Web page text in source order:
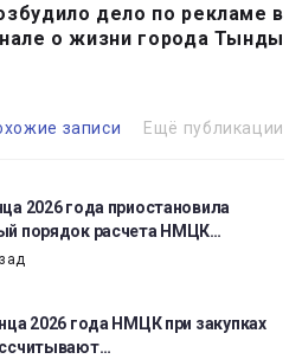
дело по рекламе в
о жизни города Тынды
записи Ещё публикации
2026 года приостановила
порядок расчета НМЦК…
2026 года НМЦК при закупках